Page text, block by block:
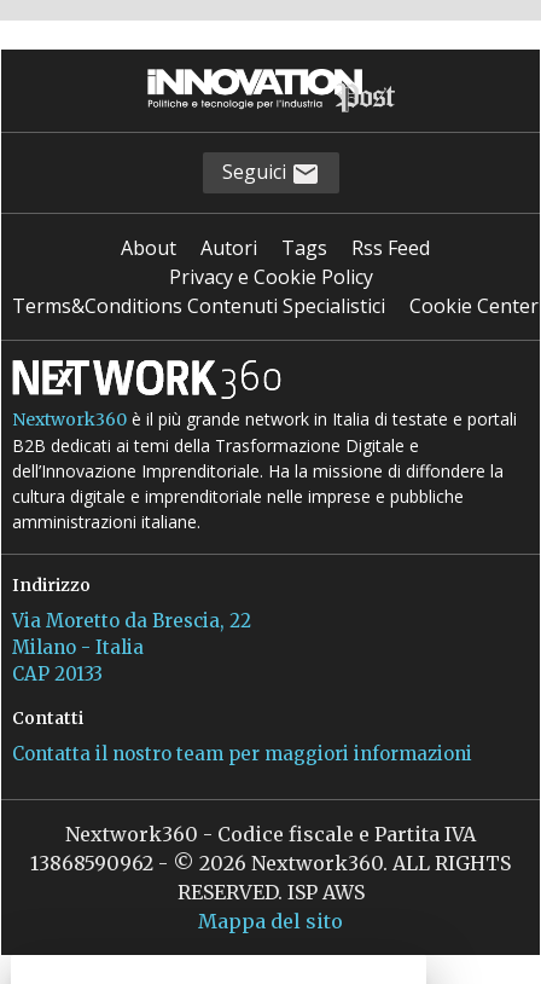
Seguici
About Autori Tags
Rss Feed
Privacy e Cookie Policy
Terms&Conditions Contenuti Specialistici
Cookie Center
Nextwork360 è il più grande network in Italia di testate e portali
B2B dedicati ai temi della Trasformazione Digitale e
dell’Innovazione Imprenditoriale. Ha la missione di diffondere la
cultura digitale e imprenditoriale nelle imprese e pubbliche
amministrazioni italiane.
Indirizzo
Via Moretto da Brescia, 22
Milano - Italia
CAP 20133
Contatti
Contatta il nostro team per maggiori informazioni
Nextwork360 - Codice fiscale e Partita IVA
13868590962 - © 2026 Nextwork360. ALL RIGHTS
RESERVED. ISP AWS
Mappa del sito